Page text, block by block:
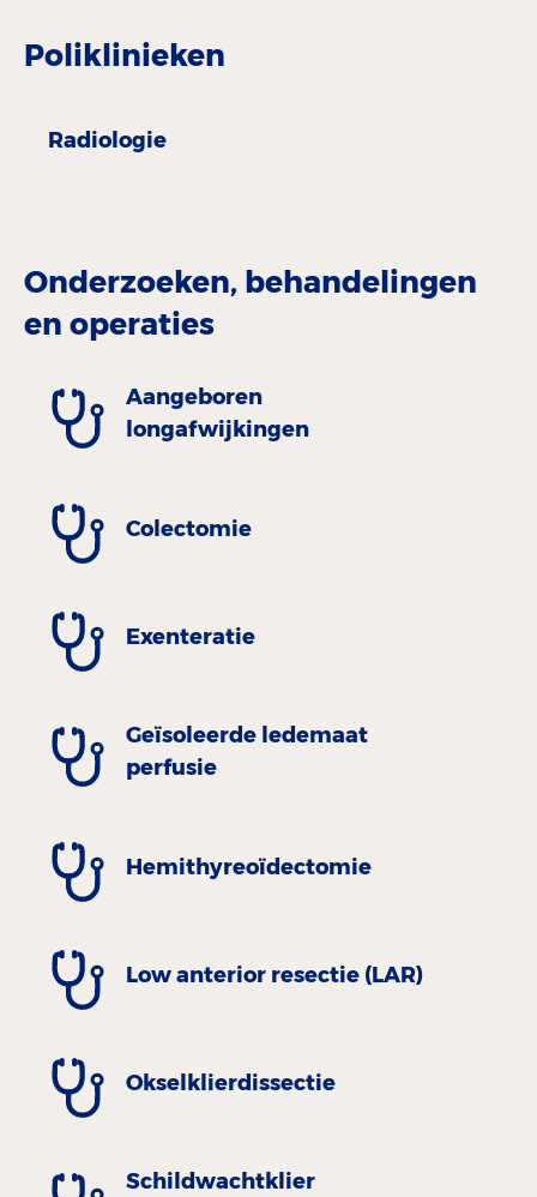
Poliklinieken
Radiologie
Onderzoeken, behandelingen
en operaties
Aangeboren
longafwijkingen
Colectomie
Exenteratie
Geïsoleerde ledemaat
perfusie
Hemithyreoïdectomie
Low anterior resectie (LAR)
Okselklierdissectie
Schildwachtklier